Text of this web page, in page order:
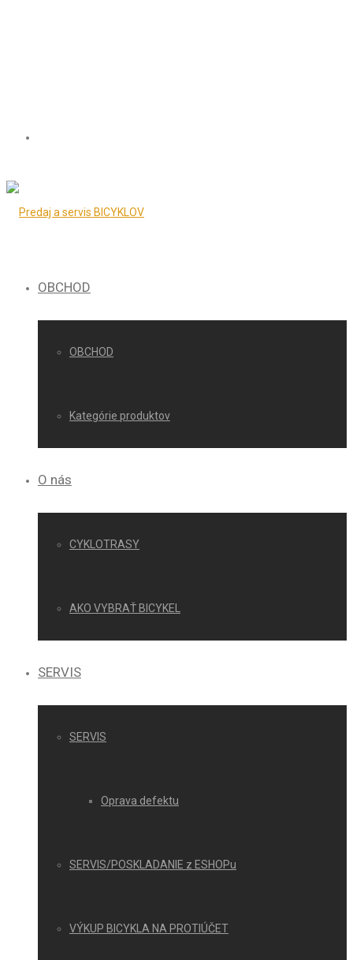
OBCHOD
OBCHOD
Kategórie produktov
O nás
CYKLOTRASY
AKO VYBRAŤ BICYKEL
SERVIS
SERVIS
Oprava defektu
SERVIS/POSKLADANIE z ESHOPu
VÝKUP BICYKLA NA PROTIÚČET